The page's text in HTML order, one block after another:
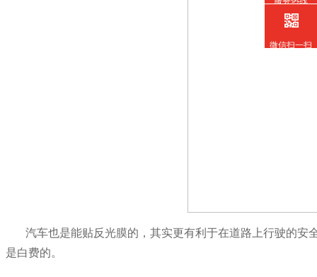
汽车也是能贴反光膜的，其实更有利于在道路上行驶的
是白费的。
微信扫一扫